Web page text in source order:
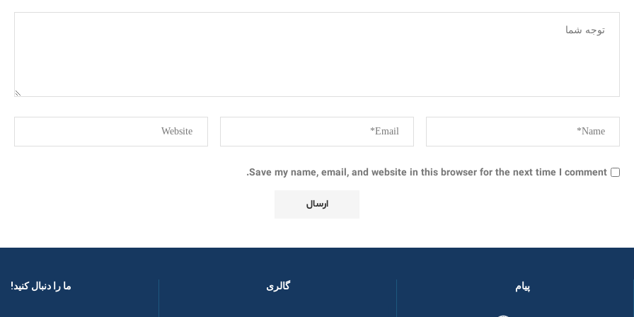
Save my name, email, and website in this browser for the next time I comment.
پیام گالری ما را دنبال کنید! ​